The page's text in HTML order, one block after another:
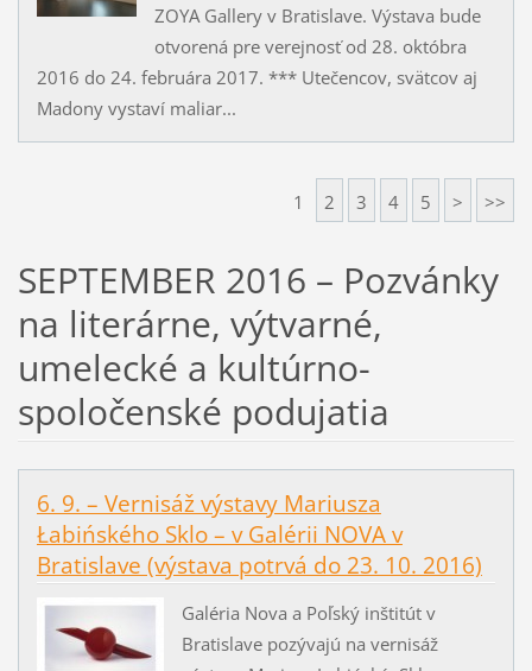
ZOYA Gallery v Bratislave. Výstava bude
otvorená pre verejnosť od 28. októbra
2016 do 24. februára 2017. *** Utečencov, svätcov aj
Madony vystaví maliar...
1 2 3 4 5 > >>
SEPTEMBER 2016 – Pozvánky
na literárne, výtvarné,
umelecké a kultúrno-
spoločenské podujatia
6. 9. – Vernisáž výstavy Mariusza
Łabińského Sklo – v Galérii NOVA v
Bratislave (výstava potrvá do 23. 10. 2016)
Galéria Nova a Poľský inštitút v
Bratislave pozývajú na vernisáž